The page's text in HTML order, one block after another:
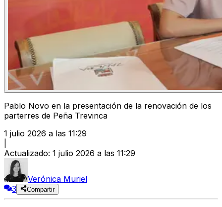
Pablo Novo en la presentación de la renovación de los
parterres de Peña Trevinca
1 julio 2026 a las 11:29
Actualizado: 1 julio 2026 a las 11:29
Verónica Muriel
3
Compartir